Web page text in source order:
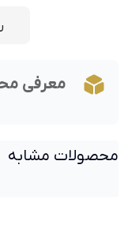
معرفی
محصولات مشابه